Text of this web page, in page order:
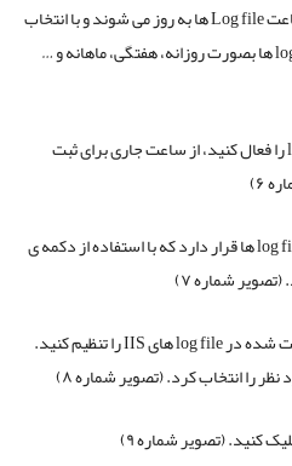
با انتخاب گزینه ی Hourly هر یک ساعت Log file ها به روز می شوند و با انتخاب
سایر گزینه ها، زمان به روز آوری log file ها بصورت روزانه، هفتگی، ماهانه و …
اگر تیک مربوط به گزینه ی local time را فعال کنید، از ساعت جاری برای ثبت
۶)
در کادر Log file directory مسیر log file ها قرار دارد که با استفاده از دکمه ی
در تب Advanced می توان عناوین ثبت شده در log file های IIS را تنظیم کنید.